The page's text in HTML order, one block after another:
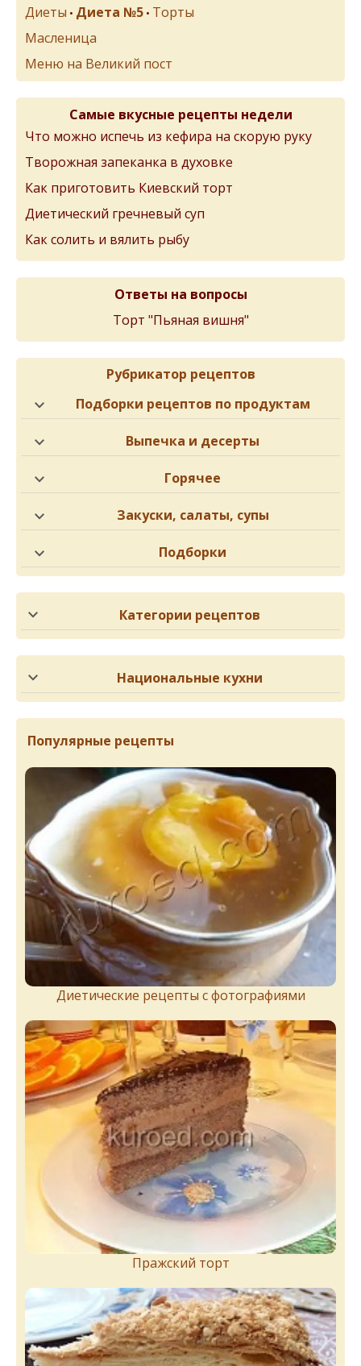
Диеты • Диета №5 • Торты
Масленица
Меню на Великий пост
Самые вкусные рецепты недели
Что можно испечь из кефира на скорую руку
Творожная запеканка в духовке
Как приготовить Киевский торт
Диетический гречневый суп
Как солить и вялить рыбу
Ответы на вопросы
Торт "Пьяная вишня"
Рубрикатор рецептов
Подборки рецептов по продуктам
Выпечка и десерты
Горячее
Закуски, салаты, супы
Подборки
Категории рецептов
Национальные кухни
Популярные рецепты
Диетические рецепты с фотографиями
Пражский торт